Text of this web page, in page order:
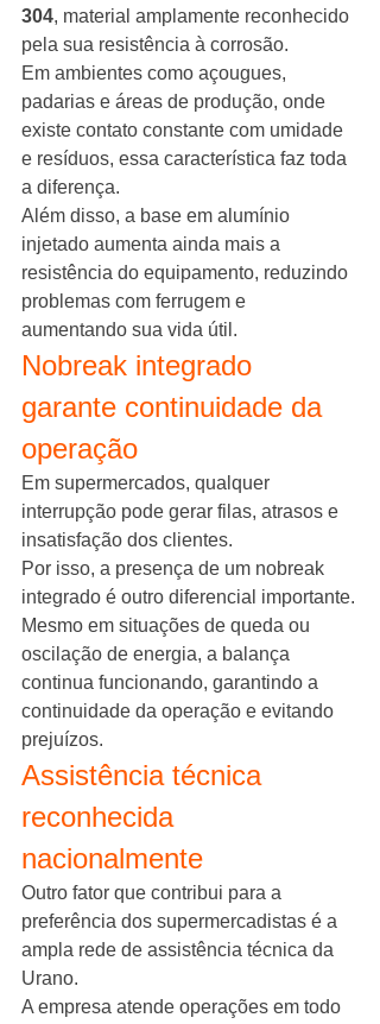
304, material amplamente reconhecido
pela sua resistência à corrosão.
Em ambientes como açougues,
padarias e áreas de produção, onde
existe contato constante com umidade
e resíduos, essa característica faz toda
a diferença.
Além disso, a base em alumínio
injetado aumenta ainda mais a
resistência do equipamento, reduzindo
problemas com ferrugem e
aumentando sua vida útil.
Nobreak integrado
garante continuidade da
operação
Em supermercados, qualquer
interrupção pode gerar filas, atrasos e
insatisfação dos clientes.
Por isso, a presença de um nobreak
integrado é outro diferencial importante.
Mesmo em situações de queda ou
oscilação de energia, a balança
continua funcionando, garantindo a
continuidade da operação e evitando
prejuízos.
Assistência técnica
reconhecida
nacionalmente
Outro fator que contribui para a
preferência dos supermercadistas é a
ampla rede de assistência técnica da
Urano.
A empresa atende operações em todo